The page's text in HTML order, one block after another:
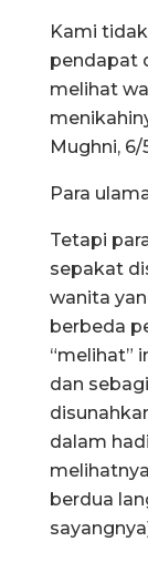
Kami
pendapat
melihat
Mughni, 6/
Para
Tetapi
sepakat
wanita
berbeda
“melihat”
dan
dalam
berdua